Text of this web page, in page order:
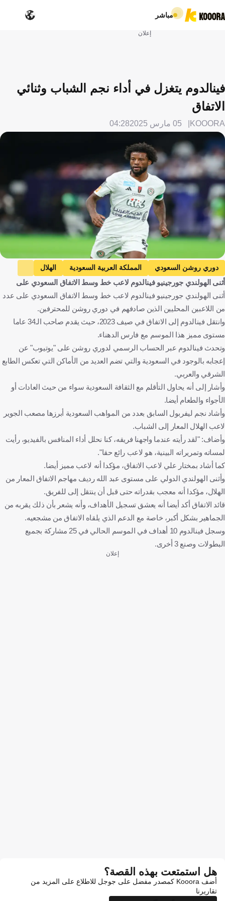
مباشر
إعلان
فينالدوم يتغزل في أداء نجم الشباب وثنائي
الاتفاق
KOOORA 05 مارس 2025 04:28
دوري روشن السعودي المملكة العربية السعودية
الهلال
النصر
الاتفاق جورجينيو فينالدوم
هولندا
مختار علي
مصعب الجوير عبد الله رديف كرة قدم
أثنى الهولندي جورجينيو فينالدوم لاعب خط وسط الاتفاق السعودي على
أثنى الهولندي جورجينيو فينالدوم لاعب خط وسط الاتفاق السعودي على عدد
من اللاعبين المحليين الذين صادفهم في دوري روشن للمحترفين.
وانتقل فينالدوم إلى الاتفاق في صيف 2023، حيث يقدم صاحب الـ34 عاما
مستوى مميز هذا الموسم مع فارس الدهناء.
وتحدث فينالدوم عبر الحساب الرسمي لدوري روشن على "يوتيوب" عن
إعجابه بالوجود في السعودية والتي تضم العديد من الأماكن التي تعكس الطابع
الشرقي والعربي.
وأشار إلى أنه يحاول التأقلم مع الثقافة السعودية سواء من حيث العادات أو
الأجواء والطعام أيضا.
وأشاد نجم ليفربول السابق بعدد من المواهب السعودية أبرزها مصعب الجوير
لاعب الهلال المعار إلى الشباب.
وأضاف: "لقد رأيته عندما واجهنا فريقه، كنا نحلل أداء المنافس بالفيديو، رأيت
لمساته وتمريراته البينية، هو لاعب رائع حقا".
كما أشاد بمختار علي لاعب الاتفاق، مؤكدا أنه لاعب مميز أيضا.
وأثنى الهولندي الدولي على مستوى عبد الله رديف مهاجم الاتفاق المعار من
الهلال، مؤكدا أنه معجب بقدراته حتى قبل أن ينتقل إلى للفريق.
قائد الاتفاق أكد أيضا أنه يعشق تسجيل الأهداف، وأنه يشعر بأن ذلك يقربه من
الجماهير بشكل أكبر، خاصة مع الدعم الذي يلقاه الاتفاق من مشجعيه.
وسجل فينالدوم 10 أهداف في الموسم الحالي في 25 مشاركة بجميع
البطولات وصنع 3 أخرى.
إعلان
هل استمتعت بهذه القصة؟
أضف Kooora كمصدر مفضل على جوجل للاطلاع على المزيد من
تقاريرنا